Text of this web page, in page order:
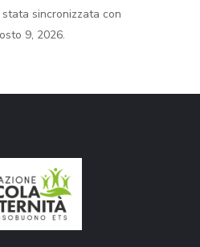
sincronizzata con
9, 2026.